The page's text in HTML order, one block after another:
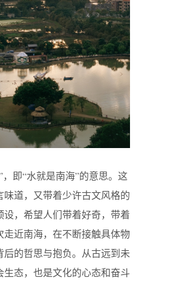
即“水就是南海”的意思。这
味道，又带着少许古文风格的
，希望人们带着好奇，带着
走近南海，在不断接触具体物
后的哲思与抱负。从古远到未
生态，也是文化的心态和奋斗